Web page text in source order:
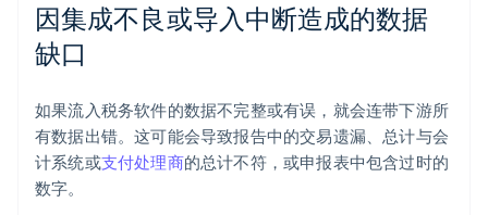
因集成不良或导入中断造成的数据
缺口
如果流入税务软件的数据不完整或有误，就会连带下游所
有数据出错。这可能会导致报告中的交易遗漏、总计与会
计系统或支付处理商的总计不符，或申报表中包含过时的
数字。